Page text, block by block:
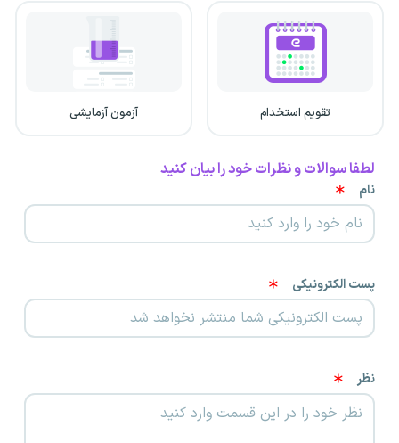
تقویم استخدام آزمون آزمایشی
لطفا سوالات و نظرات خود را بیان کنید
نام
پست الکترونیکی
نظر